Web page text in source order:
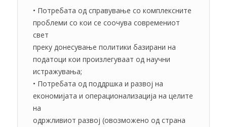
• Потребата од справување со комплексните
проблеми со кои се соочува современиот
свет
преку донесување политики базирани на
податоци кои произлегуваат од научни
истражувања;
• Потребата од поддршка и развој на
економијата и операционализација на целите
на
одржливиот развој (овозможено од страна